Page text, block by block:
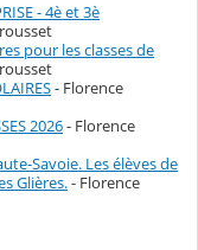
- 4è et 3è
pour les classes de
- Florence
2026- Florence
Savoie. Les élèves de
Glières.- Florence